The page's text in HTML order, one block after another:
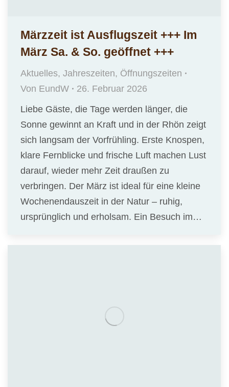
Märzzeit ist Ausflugszeit +++ Im
März Sa. & So. geöffnet +++
Aktuelles, Jahreszeiten, Öffnungszeiten
Von EundW
26. Februar 2026
Liebe Gäste, die Tage werden länger, die
Sonne gewinnt an Kraft und in der Rhön zeigt
sich langsam der Vorfrühling. Erste Knospen,
klare Fernblicke und frische Luft machen Lust
darauf, wieder mehr Zeit draußen zu
verbringen. Der März ist ideal für eine kleine
Wochenendauszeit in der Natur – ruhig,
ursprünglich und erholsam. Ein Besuch im…